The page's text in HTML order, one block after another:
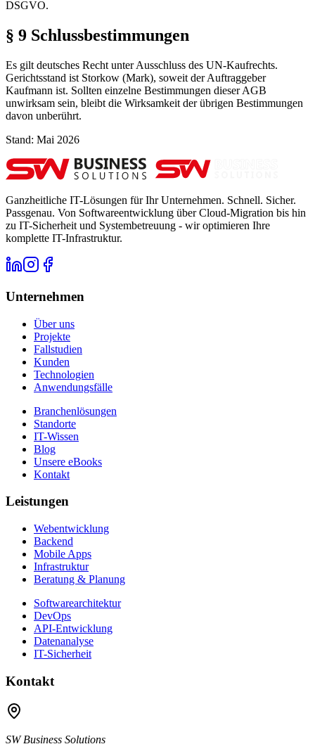
DSGVO.
§ 9 Schlussbestimmungen
Es gilt deutsches Recht unter Ausschluss des UN-Kaufrechts.
Gerichtsstand ist Storkow (Mark), soweit der Auftraggeber
Kaufmann ist. Sollten einzelne Bestimmungen dieser AGB
unwirksam sein, bleibt die Wirksamkeit der übrigen Bestimmungen
davon unberührt.
Stand: Mai 2026
Ganzheitliche IT-Lösungen für Ihr Unternehmen. Schnell. Sicher.
Passgenau. Von Softwareentwicklung über Cloud-Migration bis hin
zu IT-Sicherheit und Systembetreuung - wir optimieren Ihre
komplette IT-Infrastruktur.
Unternehmen
Über uns
Projekte
Fallstudien
Kunden
Technologien
Anwendungsfälle
Branchenlösungen
Standorte
IT-Wissen
Blog
Unsere eBooks
Kontakt
Leistungen
Webentwicklung
Backend
Mobile Apps
Infrastruktur
Beratung & Planung
Softwarearchitektur
DevOps
API-Entwicklung
Datenanalyse
IT-Sicherheit
Kontakt
SW Business Solutions